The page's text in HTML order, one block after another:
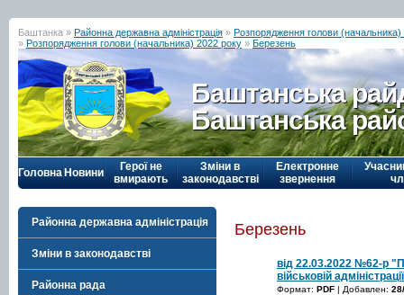
Баштанка » Районна державна адміністрація » Розпорядження голови (начальника)
» Розпорядження голови (начальника) 2022 року » Березень
Баштанська
Баштанська
Головна Новини
Герої не
вмирають
Зміни в
законодавстві
Електронне
звернення
Районна державна адміністрація
Зміни в законодавстві
Районна рада
Березень
від 22.03.2022 №62-р
військовій
Формат: PDF | Добавлен: